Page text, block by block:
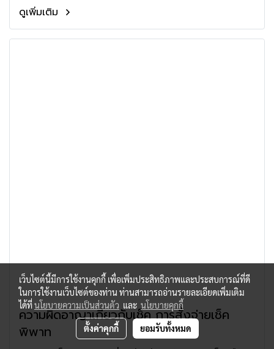
ดูเพิ่มเติม
ความผิดอาญาเกี่ยวกับเช็ค การสั่งจ่ายเช็ค
พิพาท
เว็บไซต์นี้มีการใช้งานคุกกี้ เพื่อเพิ่มประสิทธิภาพและประสบการณ์ที่ดี
ในการใช้งานเว็บไซต์ของท่าน ท่านสามารถอ่านรายละเอียดเพิ่มเติม
ได้ที่นโยบายความเป็นส่วนตัว และ นโยบายคุกกี้
ตั้งค่าคุกกี้ ยอมรับทั้งหมด